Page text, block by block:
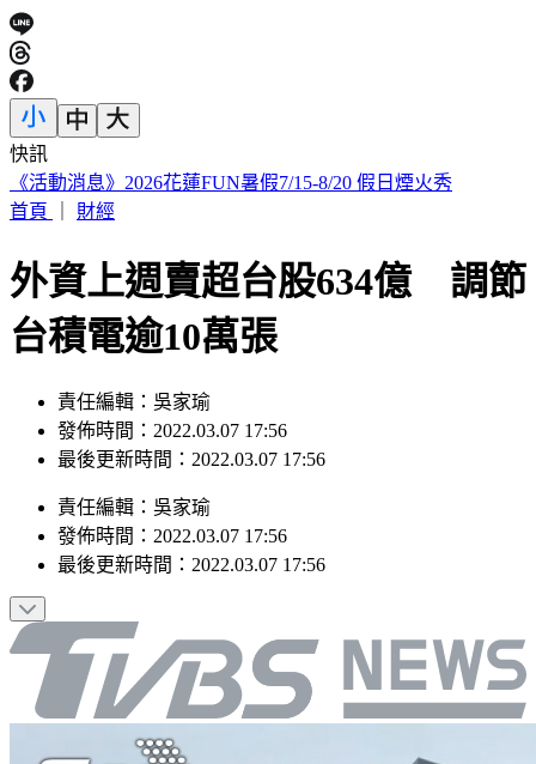
快訊
網傳台中「送肉粽到彰化芳苑殯儀館」化煞 鄉公所駁斥
首頁
財經
外資上週賣超台股634億 調節
台積電逾10萬張
責任編輯：吳家瑜
發佈時間：2022.03.07 17:56
最後更新時間：2022.03.07 17:56
責任編輯 ： 吳家瑜
發佈時間： 2022.03.07 17:56
最後更新時間： 2022.03.07 17:56